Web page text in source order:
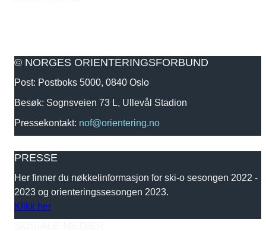
© NORGES ORIENTERINGSFORBUND
Post: Postboks 5000, 0840 Oslo
Besøk: Sognsveien 73 L, Ullevål Stadion
Pressekontakt: nof@orientering.no
PRESSE
Her finner du nøkkelinformasjon for ski-o sesongen 2022 -
2023 og orienteringssesongen 2023.
Klikk her